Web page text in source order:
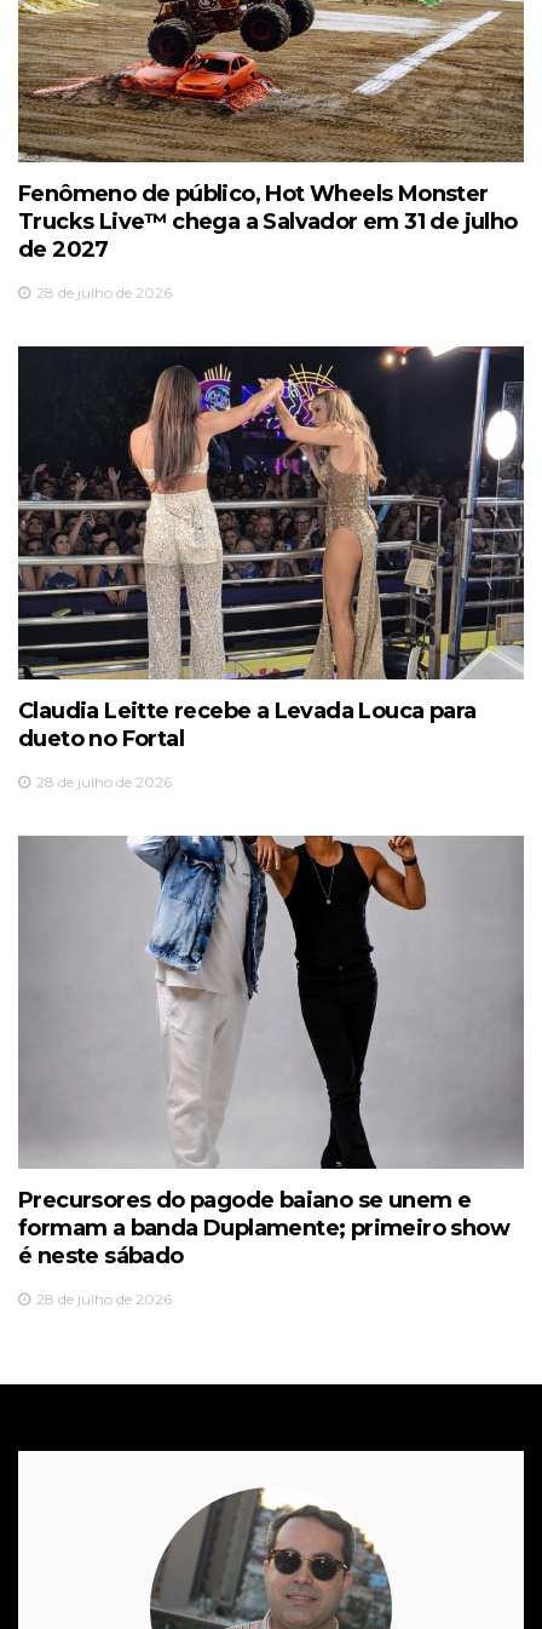
Fenômeno de público, Hot Wheels Monster
Trucks Live™️ chega a Salvador em 31 de julho
de 2027
28 de julho de 2026
Claudia Leitte recebe a Levada Louca para
dueto no Fortal
28 de julho de 2026
Precursores do pagode baiano se unem e
formam a banda Duplamente; primeiro show
é neste sábado
28 de julho de 2026